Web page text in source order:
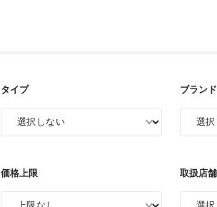
タイプ ブランド
価格上限 取扱店舗